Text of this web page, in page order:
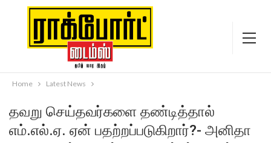
Home Latest News
தவறு செய்தவர்களை தண்டித்தால்
எம்.எல்.ஏ. ஏன் பதற்றப்படுகிறார்?- அனிதா